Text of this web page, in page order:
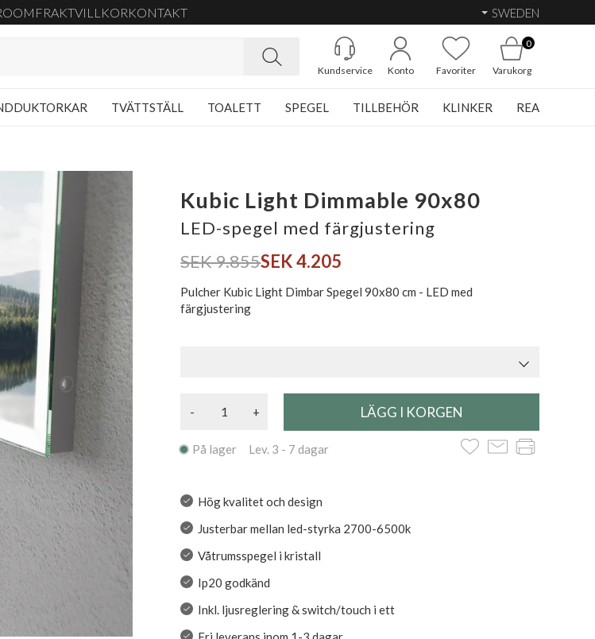
FRAKTVILLKORKONTAKT SWEDEN
Kundservice Konto Favoriter
0
Varukorg
TVÄTTSTÄLL TOALETT SPEGEL TILLBEHÖR KLINKER REA
Kubic Light Dimmable 90x80
LED-spegel med färgjustering
SEK 9.855SEK 4.205
Pulcher Kubic Light Dimbar Spegel 90x80 cm - LED med
färgjustering
- +
På lager Lev. 3 - 7 dagar
Hög kvalitet och design
Justerbar mellan led-styrka 2700-6500k
Våtrumsspegel i kristall
Ip20 godkänd
Inkl. ljusreglering & switch/touch i ett